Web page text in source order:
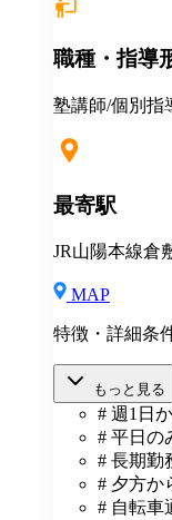
等にも別途お支払い
度あり⇒グル
あり(社会人講
職種・指導
塾講師/個別指
最寄駅
JR山陽本線倉
MAP
特徴・詳細条
もっと見る
# 週1日
# 平日の
# 長期勤
# 夕方か
# 自転車